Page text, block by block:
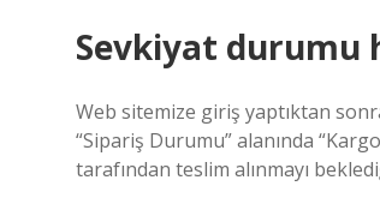
Sevkiyat durumu
Web sitemize giriş yaptıktan
“Sipariş Durumu” alanında
tarafından teslim alınmayı